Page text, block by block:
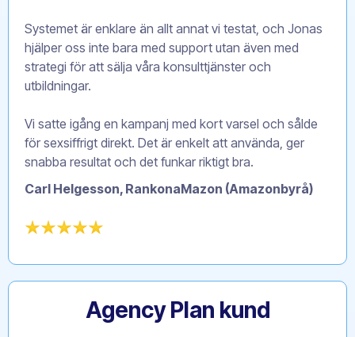
Systemet är enklare än allt annat vi testat, och Jonas
hjälper oss inte bara med support utan även med
strategi för att sälja våra konsulttjänster och
utbildningar.
Vi satte igång en kampanj med kort varsel och sålde
för sexsiffrigt direkt. Det är enkelt att använda, ger
snabba resultat och det funkar riktigt bra.
Carl Helgesson, RankonaMazon (Amazonbyrå)
Agency Plan kund